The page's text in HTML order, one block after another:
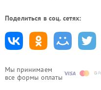
Мы принимаем
все формы оплаты
Поделиться в соц. сетях: